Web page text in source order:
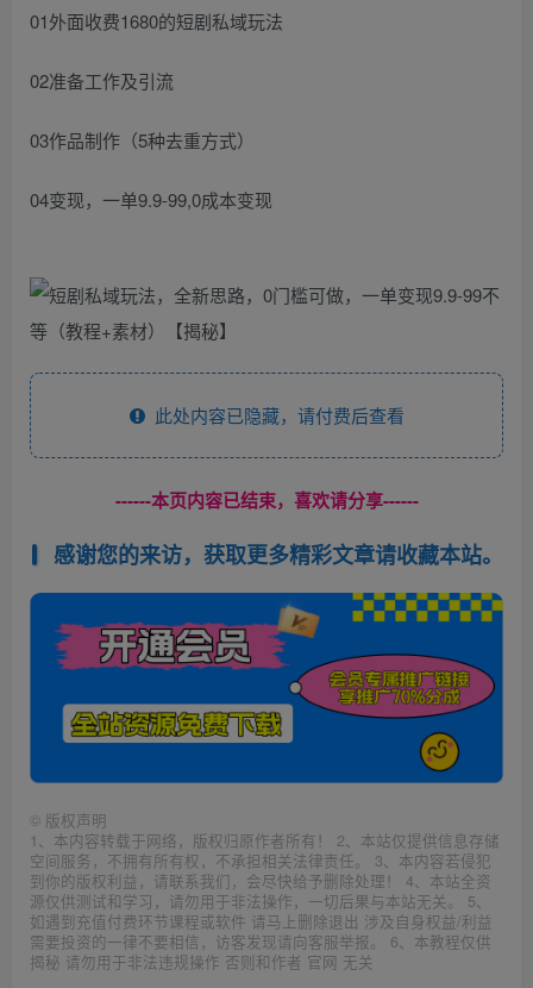
01外面收费1680的短剧私域玩法
02准备工作及引流
03作品制作（5种去重方式）
04变现，一单9.9-99,0成本变现
此处内容已隐藏，请付费后查看
------本页内容已结束，喜欢请分享------
感谢您的来访，获取更多精彩文章请收藏本站。
© 版权声明
1、本内容转载于网络，版权归原作者所有！ 2、本站仅提供信息存储
空间服务，不拥有所有权，不承担相关法律责任。 3、本内容若侵犯
到你的版权利益，请联系我们，会尽快给予删除处理！ 4、本站全资
源仅供测试和学习，请勿用于非法操作，一切后果与本站无关。 5、
如遇到充值付费环节课程或软件 请马上删除退出 涉及自身权益/利益
需要投资的一律不要相信，访客发现请向客服举报。 6、本教程仅供
揭秘 请勿用于非法违规操作 否则和作者 官网 无关